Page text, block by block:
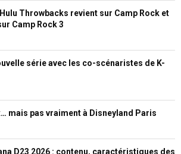
Throwbacks revient sur Camp Rock et
Camp Rock 3
série avec les co-scénaristes de K-
mais pas vraiment à Disneyland Paris
D23 2026 : contenu, caractéristiques des